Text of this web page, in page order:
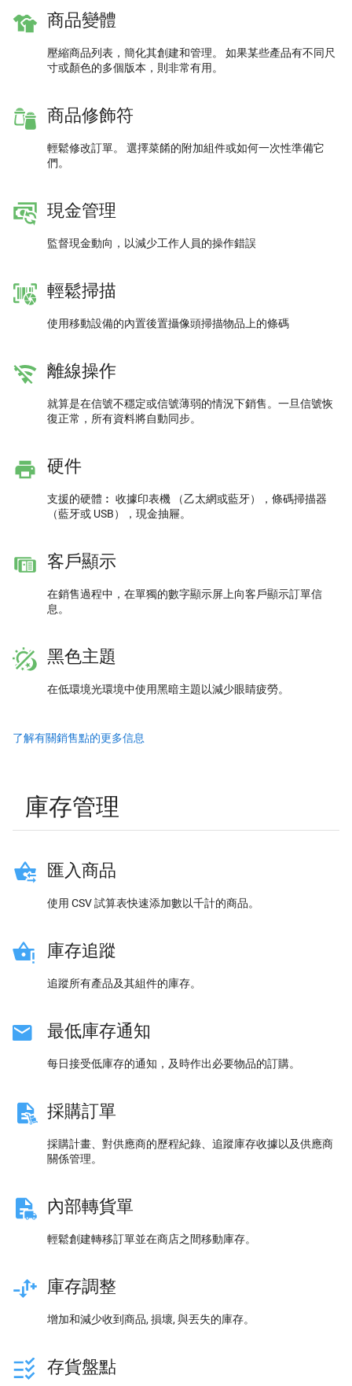
商品變體
壓縮商品列表，簡化其創建和管理。 如果某些產品有不同尺
寸或顏色的多個版本，則非常有用。
商品修飾符
輕鬆修改訂單。 選擇菜餚的附加組件或如何一次性準備它
們。
現金管理
監督現金動向，以減少工作人員的操作錯誤
輕鬆掃描
使用移動設備的內置後置攝像頭掃描物品上的條碼
離線操作
就算是在信號不穩定或信號薄弱的情況下銷售。一旦信號恢
復正常，所有資料將自動同步。
硬件
支援的硬體︰ 收據印表機 （乙太網或藍牙），條碼掃描器
（藍牙或 USB），現金抽屜。
客戶顯示
在銷售過程中，在單獨的數字顯示屏上向客戶顯示訂單信
息。
黑色主題
在低環境光環境中使用黑暗主題以減少眼睛疲勞。
了解有關銷售點的更多信息
庫存管理
匯入商品
使用 CSV 試算表快速添加數以千計的商品。
庫存追蹤
追蹤所有產品及其組件的庫存。
最低庫存通知
每日接受低庫存的通知，及時作出必要物品的訂購。
採購訂單
採購計畫、對供應商的歷程紀錄、追蹤庫存收據以及供應商
關係管理。
內部轉貨單
輕鬆創建轉移訂單並在商店之間移動庫存。
庫存調整
增加和減少收到商品, 損壞, 與丟失的庫存。
存貨盤點